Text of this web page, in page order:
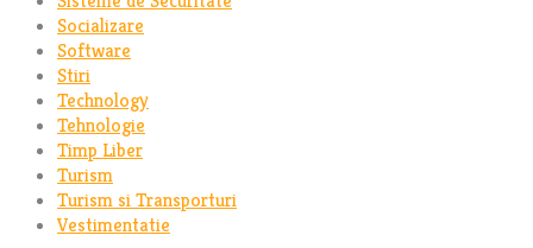
Socializare
Software
Stiri
Technology
Tehnologie
Timp Liber
Turism
Turism si Transporturi
Vestimentatie